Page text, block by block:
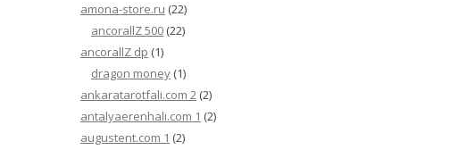
amona-store.ru (22)
ancorallZ 500 (22)
ancorallZ dp (1)
dragon money (1)
ankaratarotfali.com 2 (2)
antalyaerenhali.com 1 (2)
augustent.com 1 (2)